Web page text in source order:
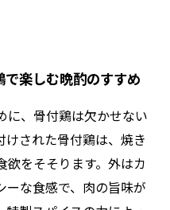
楽しむ晩酌のすすめ
に、骨付鶏は欠かせない
された骨付鶏は、焼き
をそそります。外はカ
ーな食感で、肉の旨味が